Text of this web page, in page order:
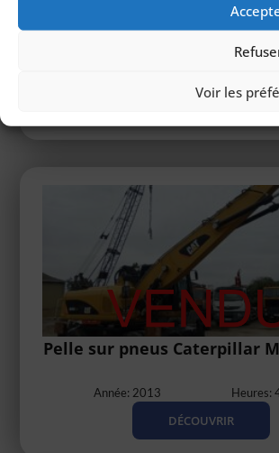
Voir les
Pelle sur pneus
DÉCOUVRIR
Pelle sur pneus Caterpillar M
Année: 2013 Heures:
DÉCOUVRIR